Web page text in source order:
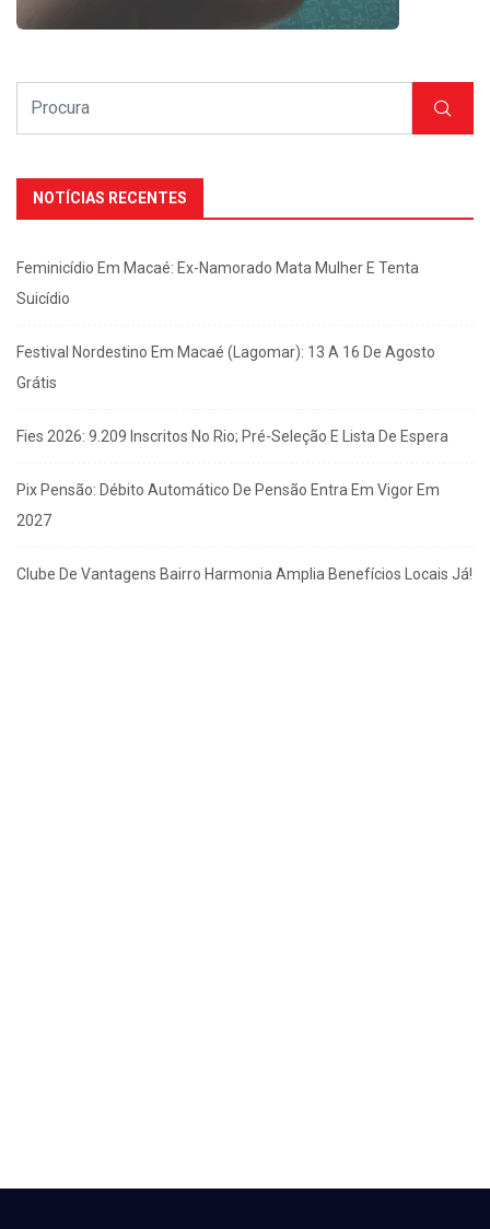
NOTÍCIAS RECENTES
Feminicídio Em Macaé: Ex-Namorado Mata Mulher E Tenta
Suicídio
Festival Nordestino Em Macaé (Lagomar): 13 A 16 De Agosto
Grátis
Fies 2026: 9.209 Inscritos No Rio; Pré-Seleção E Lista De Espera
Pix Pensão: Débito Automático De Pensão Entra Em Vigor Em
2027
Clube De Vantagens Bairro Harmonia Amplia Benefícios Locais Já!